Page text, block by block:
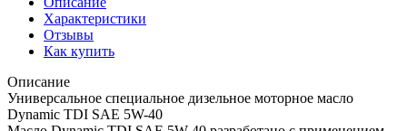
Характеристики
Отзывы
Как купить
Описание
Универсальное специальное дизельное моторное масло
Dynamic TDI SAE 5W-40